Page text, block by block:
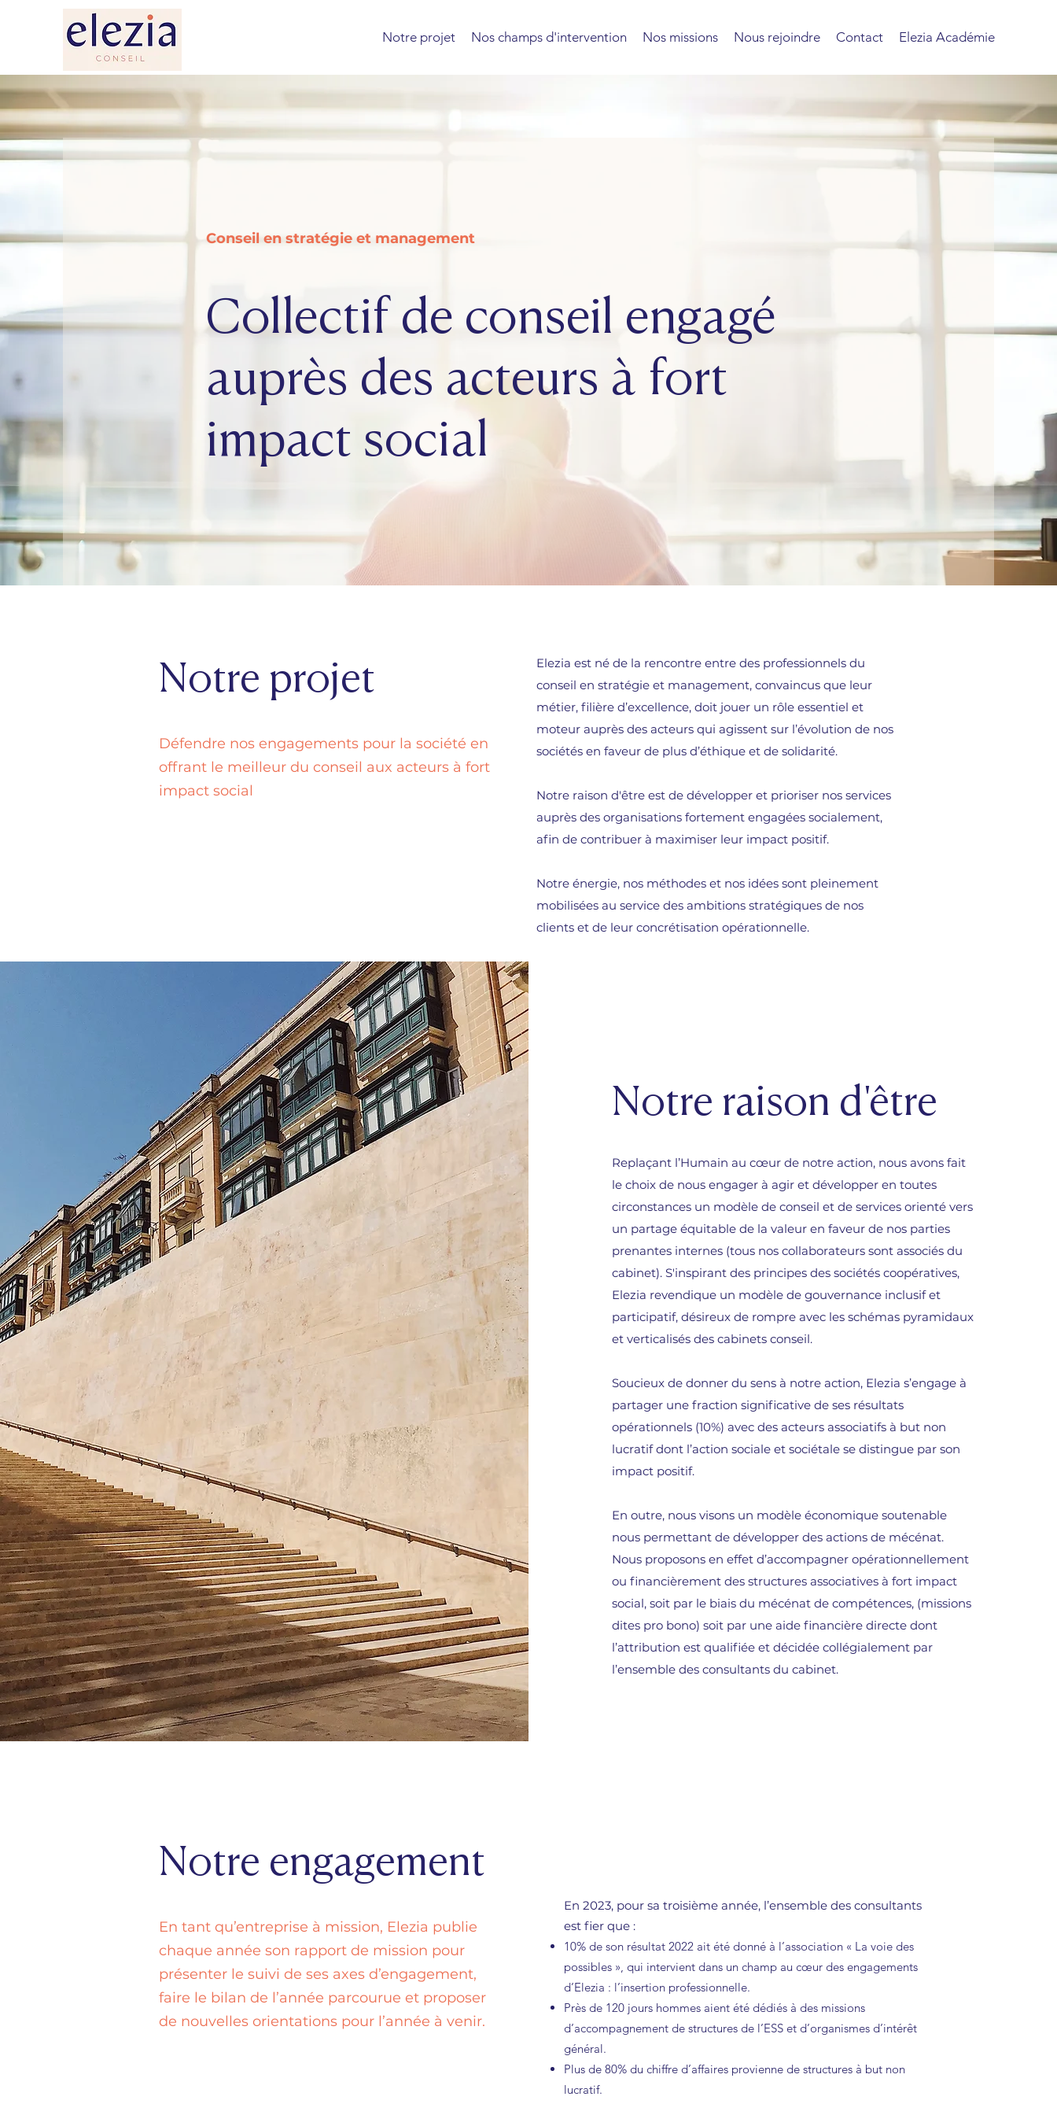
Notre projet Nos champs d'intervention Nos missions Nous rejoindre Contact Elezia Académie
Conseil en stratégie et management
Collectif de conseil engagé
auprès des acteurs à fort
impact social
Notre projet
Défendre nos engagements pour la société en
offrant le meilleur du conseil aux acteurs à fort
impact social
Elezia est né de la rencontre entre des professionnels du
conseil en stratégie et management, convaincus que leur
métier, filière d’excellence, doit jouer un rôle essentiel et
moteur auprès des acteurs qui agissent sur l’évolution de nos
sociétés en faveur de plus d’éthique et de solidarité.
Notre raison d'être est de développer et prioriser nos services
auprès des organisations fortement engagées socialement,
afin de contribuer à maximiser leur impact positif.
Notre énergie, nos méthodes et nos idées sont pleinement
mobilisées au service des ambitions stratégiques de nos
clients et de leur concrétisation opérationnelle.
Notre raison d'être
Replaçant l’Humain au cœur de notre action, nous avons fait
le choix de nous engager à agir et développer en toutes
circonstances un modèle de conseil et de services orienté vers
un partage équitable de la valeur en faveur de nos parties
prenantes internes (tous nos collaborateurs sont associés du
cabinet). S'inspirant des principes des sociétés coopératives,
Elezia revendique un modèle de gouvernance inclusif et
participatif, désireux de rompre avec les schémas pyramidaux
et verticalisés des cabinets conseil.
Soucieux de donner du sens à notre action, Elezia s’engage à
partager une fraction significative de ses résultats
opérationnels (10%) avec des acteurs associatifs à but non
lucratif dont l’action sociale et sociétale se distingue par son
impact positif.
En outre, nous visons un modèle économique soutenable
nous permettant de développer des actions de mécénat.
Nous proposons en effet d’accompagner opérationnellement
ou financièrement des structures associatives à fort impact
social, soit par le biais du mécénat de compétences, (missions
dites pro bono) soit par une aide financière directe dont
l’attribution est qualifiée et décidée collégialement par
l’ensemble des consultants du cabinet.
Notre engagement
En tant qu’entreprise à mission, Elezia publie
chaque année son rapport de mission pour
présenter le suivi de ses axes d’engagement,
faire le bilan de l’année parcourue et proposer
de nouvelles orientations pour l’année à venir.
En 2023, pour sa troisième année, l’ensemble des consultants
est fier que :
10% de son résultat 2022 ait été donné à l’association « La voie des
possibles », qui intervient dans un champ au cœur des engagements
d’Elezia : l’insertion professionnelle.
Près de 120 jours hommes aient été dédiés à des missions
d’accompagnement de structures de l’ESS et d’organismes d’intérêt
général.
Plus de 80% du chiffre d’affaires provienne de structures à but non
lucratif.